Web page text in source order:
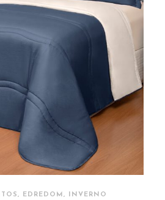
EDREDOM, INVERNO